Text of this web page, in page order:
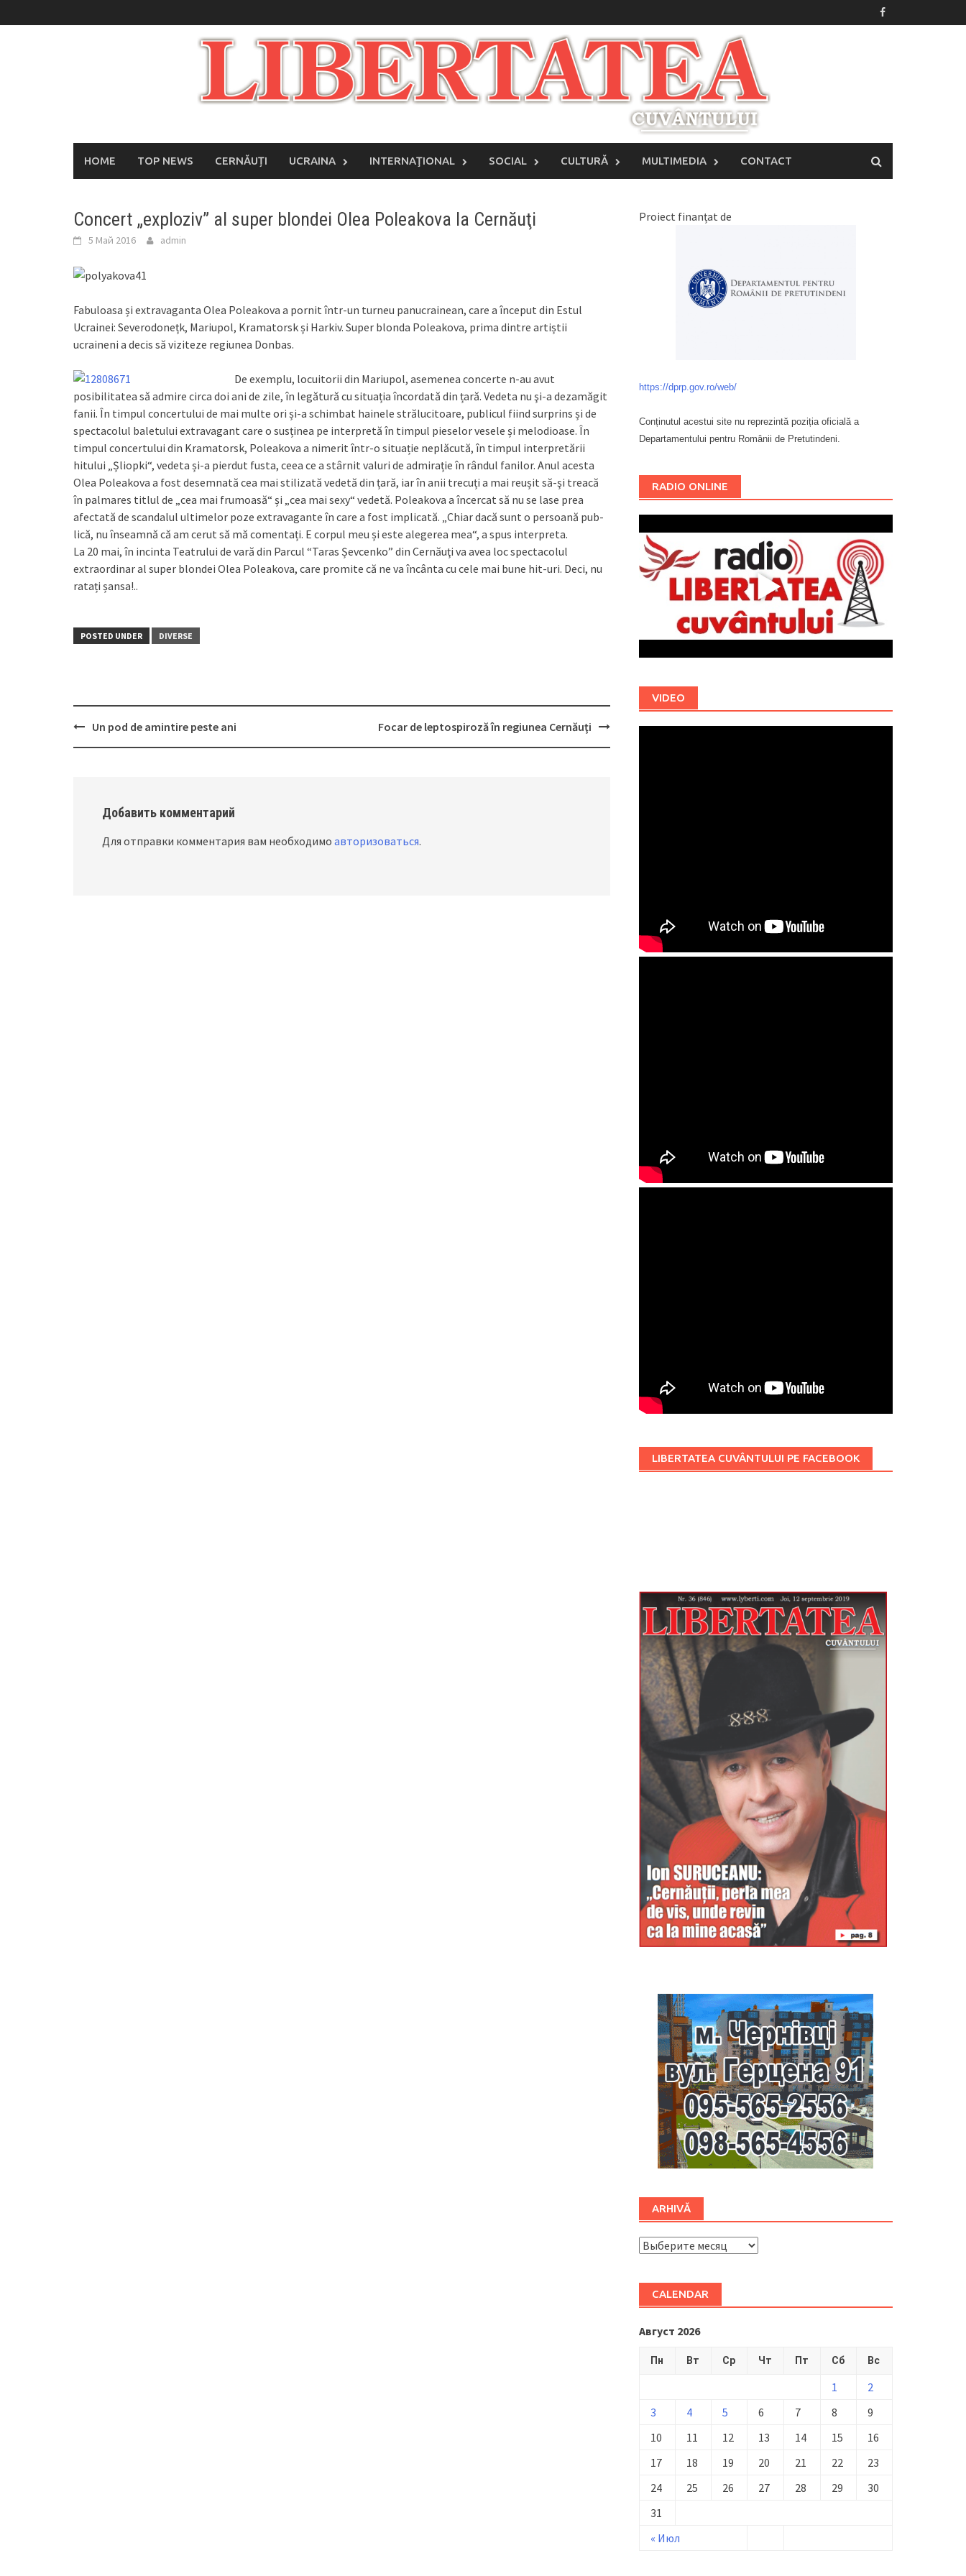
to
HOME TOP NEWS CERNĂUȚI UCRAINA INTERNAŢIONAL SOCIAL CULTURĂ MULTIMEDIA CONTACT
Concert „exploziv” al super blondei Olea Poleakova la Cernăuţi
5 Май 2016 admin
Fabuloasa și extravaganta Olea Poleakova a pornit într-un turneu panucrainean, care a început din Estul
Ucrainei: Severodonețk, Mariupol, Kra­matorsk și Harkiv. Super blonda Poleakova, prima dintre artiștii
ucraineni a decis să viziteze regiunea Donbas.
De exemplu, locuitorii din Mariupol, asemenea concerte n-au avut
posibilitatea să admire circa doi ani de zile, în legătură cu situația încordată din țară. Vedeta nu şi-a dezamăgit
fanii. În timpul concertului de mai multe ori și-a schimbat hainele strălucitoare, publicul fiind sur­prins și de
spectacolul ba­letului extravagant care o susținea pe interpretă în timpul pieselor vesele și melodioase. În
timpul concertului din Kra­matorsk, Po­le­akova a nimerit într-o situație neplăcută, în tim­pul interpretării
hitului „Șliopki“, vedeta și-a pierdut fusta, ceea ce a stârnit valuri de admirație în rândul fanilor. Anul acesta
Olea Poleakova a fost desemnată cea mai stilizată vedetă din țară, iar în anii trecuți a mai reușit să-şi treacă
în palmares titlul de „cea mai fru­moasă“ și „cea mai sexy“ vedetă. Poleakova a încercat să nu se lase prea
afectată de scandalul ultimelor poze extravagante în care a fost implicată. „Chiar dacă sunt o persoană pub­­
lică, nu înseamnă că am cerut să mă comentați. E corpul meu și este alegerea mea“, a spus interpreta.
La 20 mai, în incinta Teatrului de vară din Parcul “Taras Șev­cenko” din Cernăuţi va avea loc spectacolul
extraordinar al super blondei Olea Poleakova, care pro­mite că ne va încânta cu cele mai bune hit-uri. Deci, nu
ratați șansa!..
POSTED UNDER DIVERSE
Post
Un pod de amintire peste ani Focar de leptospiroză în regiunea Cernăuţi
Добавить комментарий
Для отправки комментария вам необходимо авторизоваться.
Proiect finanțat de
https://dprp.gov.ro/web/
Conținutul acestui site nu reprezintă poziția oficială a
Departamentului pentru Românii de Pretutindeni.
RADIO ONLINE
VIDEO
LIBERTATEA CUVÂNTULUI PE FACEBOOK
ARHIVĂ
ARHIVĂ
CALENDAR
Август 2026
Пн Вт Ср Чт Пт Сб Вс
« Июл
1
2
3
4 5 6 7 8
9
10
11 12 13 14 15
16
17
18 19 20 21 22
23
24
25 26 27 28 29
30
31